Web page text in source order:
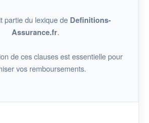
partie du lexique de Definitions-
Assurance.fr.
de ces clauses est essentielle pour
vos remboursements.